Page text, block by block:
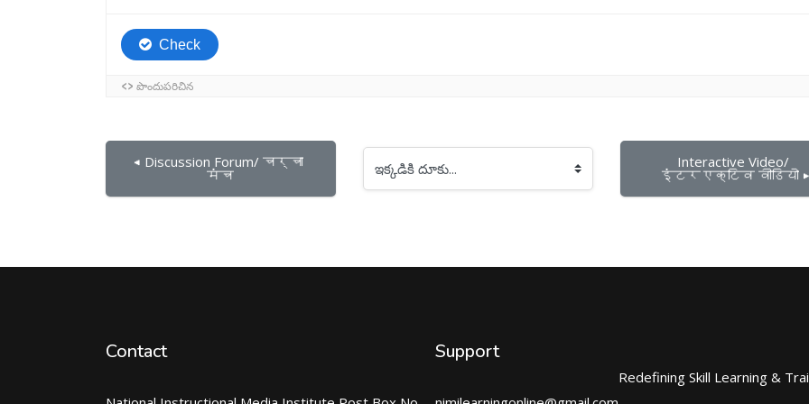
◀︎ Discussion Forum/ चर्चा
मंच ఇక్కడికి దూకు... Interactive Video/
इंटरएक्टिव वीडियो ▶︎
Contact Support
Redefining Skill Learning &